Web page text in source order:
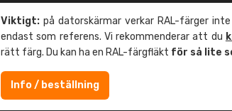
Viktigt: på datorskärmar verkar RAL-färger
endast som referens. Vi rekommenderar att du
rätt färg. Du kan ha en RAL-färgfläkt för så lite
Info / beställning